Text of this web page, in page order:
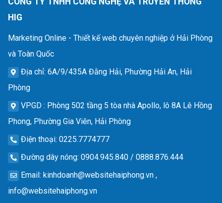
HIG
Marketing Online - Thiết kế web chuyên nghiệp ở Hải Phòng
và Toàn Quốc
Địa chỉ: 6A/9/435A Đằng Hải, Phường Hải An, Hải
Phòng
VPGD : Phòng 502 tầng 5 tòa nhà Apollo, lô 8A Lê Hồng
Phong, Phường Gia Viên, Hải Phòng
Điện thoại: 0225.7774777
Đường dây nóng: 0904.945.840 / 0888.876.444
Email: kinhdoanh@websitehaiphong.vn ,
info@websitehaiphong.vn